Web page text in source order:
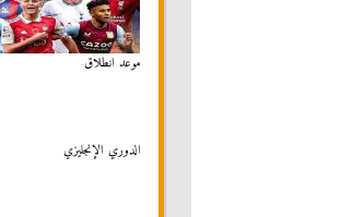
موعد انطلاق
الدوري الإنجليزي